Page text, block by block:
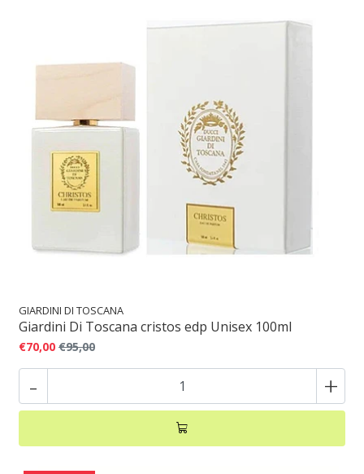
GIARDINI DI TOSCANA
Giardini Di Toscana cristos edp Unisex 100ml
€70,00 €95,00
- +